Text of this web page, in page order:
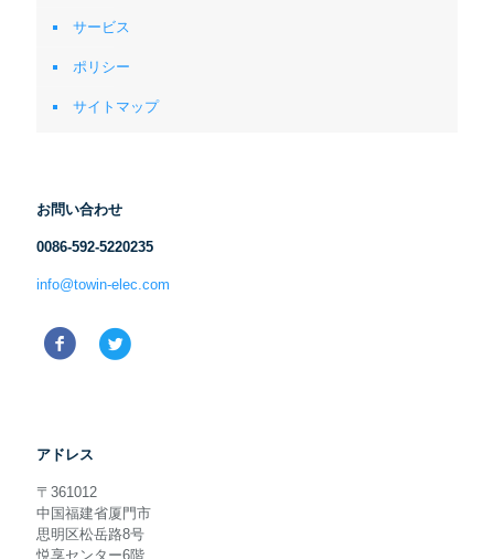
サービス
ポリシー
サイトマップ
お問い合わせ
0086-592-5220235
info@towin-elec.com
アドレス
〒361012
中国福建省厦門市
思明区松岳路8号
悦享センター6階